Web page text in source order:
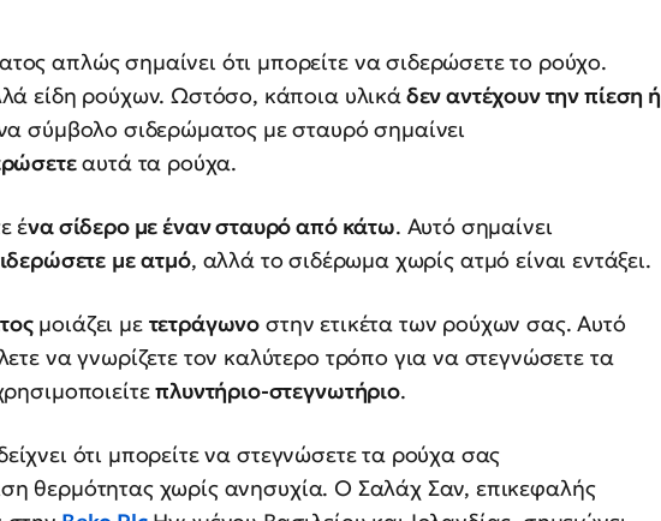
απλώς σημαίνει ότι μπορείτε να σιδερώσετε το ρούχο.
είδη ρούχων. Ωστόσο, κάποια υλικά δεν αντέχουν την πίεση ή
σύμβολο σιδερώματος με σταυρό σημαίνει
αυτά τα ρούχα.
ένα σίδερο με έναν σταυρό από κάτω. Αυτό σημαίνει
με ατμό, αλλά το σιδέρωμα χωρίς ατμό είναι εντάξει.
μοιάζει με τετράγωνο στην ετικέτα των ρούχων σας. Αυτό
να γνωρίζετε τον καλύτερο τρόπο για να στεγνώσετε τα
πλυντήριο-στεγνωτήριο.
ότι μπορείτε να στεγνώσετε τα ρούχα σας
θερμότητας χωρίς ανησυχία. Ο Σαλάχ Σαν, επικεφαλής